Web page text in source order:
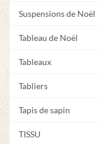
Suspensions de Noël
Tableau de Noël
Tableaux
Tabliers
Tapis de sapin
TISSU